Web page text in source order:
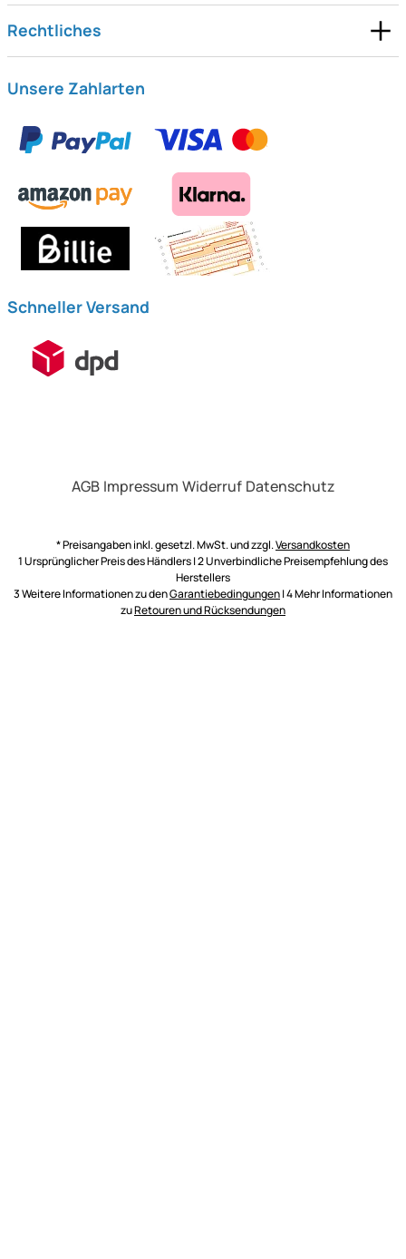
Rechtliches
Unsere Zahlarten
Schneller Versand
AGB Impressum Widerruf Datenschutz
* Preisangaben inkl. gesetzl. MwSt. und zzgl.Versandkosten
1 Ursprünglicher Preis des Händlers | 2 Unverbindliche Preisempfehlung des
Herstellers
3 Weitere Informationen zu denGarantiebedingungen| 4 Mehr Informationen
zuRetouren und Rücksendungen